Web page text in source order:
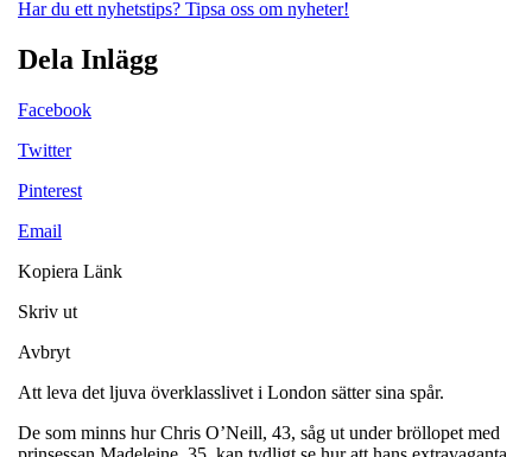
Har du ett nyhetstips? Tipsa oss om nyheter!
Dela Inlägg
Facebook
Twitter
Pinterest
Email
Kopiera Länk
Skriv ut
Avbryt
Att leva det ljuva överklasslivet i London sätter sina spår.
De som minns hur Chris O’Neill, 43, såg ut under bröllopet med